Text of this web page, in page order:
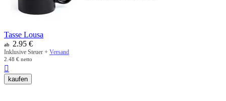
mehr anzeigen
Tasse Lousa
ab 2.95 €
Inklusive Steuer + Versand
2.48 € netto

kaufen